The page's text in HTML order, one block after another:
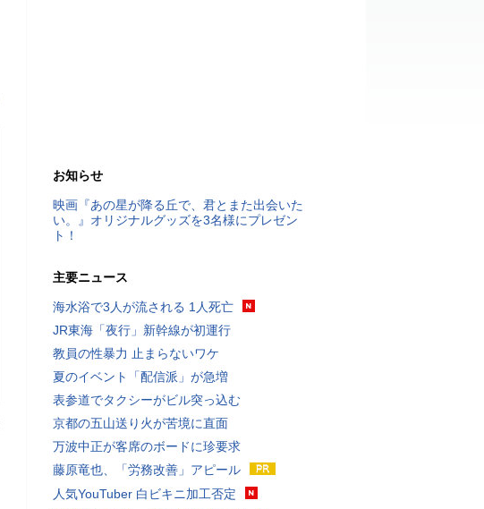
お知らせ
映画『あの星が降る丘で、君とまた出会いた
い。』オリジナルグッズを3名様にプレゼン
ト！
主要ニュース
海水浴で3人が流される 1人死亡
JR東海「夜行」新幹線が初運行
教員の性暴力 止まらないワケ
夏のイベント「配信派」が急増
表参道でタクシーがビル突っ込む
京都の五山送り火が苦境に直面
万波中正が客席のボードに珍要求
藤原竜也、「労務改善」アピール
人気YouTuber 白ビキニ加工否定